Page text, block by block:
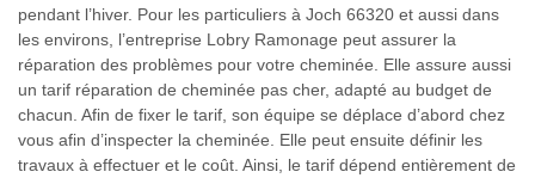
pendant l’hiver. Pour les particuliers à Joch 66320 et aussi dans
les environs, l’entreprise Lobry Ramonage peut assurer la
réparation des problèmes pour votre cheminée. Elle assure aussi
un tarif réparation de cheminée pas cher, adapté au budget de
chacun. Afin de fixer le tarif, son équipe se déplace d’abord chez
vous afin d’inspecter la cheminée. Elle peut ensuite définir les
travaux à effectuer et le coût. Ainsi, le tarif dépend entièrement de